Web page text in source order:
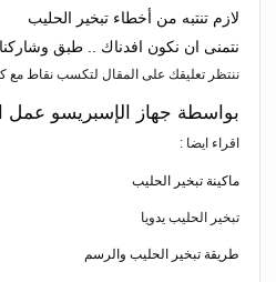
لازم تنتبه من أخطاء تبخير الحليب
نتمنى ان نكون افدناك .. طبق وشاركنا
ننتظر تعليقك على المقال لتكسب نقاط مع
بواسطة جهاز الإسبريسو عمل
اقراء ايضا :
ماكينة تبخير الحليب
تبخير الحليب يدويا
طريقة تبخير الحليب والرسم